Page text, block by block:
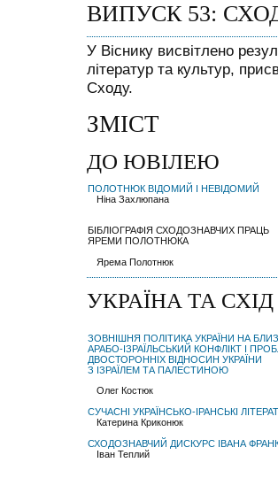
ВИПУСК 53:
У Віснику висвітлено
літератур та культур,
Сходу.
ЗМІСТ
ДО ЮВІЛЕЮ
ПОЛОТНЮК ВІДОМИЙ І НЕВІДОМИЙ
Ніна Захлюпана
БІБЛІОГРАФІЯ СХОДОЗНАВЧИХ ПРАЦЬ
ЯРЕМИ ПОЛОТНЮКА
Ярема Полотнюк
УКРАЇНА ТА СХІД
ЗОВНІШНЯ ПОЛІТИКА УКРАЇНИ НА
АРАБО-ІЗРАЇЛЬСЬКИЙ КОНФЛІКТ І
ДВОСТОРОННІХ ВІДНОСИН УКРАЇНИ
З ІЗРАЇЛЕМ ТА ПАЛЕСТИНОЮ
Олег Костюк
СУЧАСНІ УКРАЇНСЬКО-ІРАНСЬКІ
Катерина Криконюк
СХОДОЗНАВЧИЙ ДИСКУРС ІВАНА
Іван Теплий